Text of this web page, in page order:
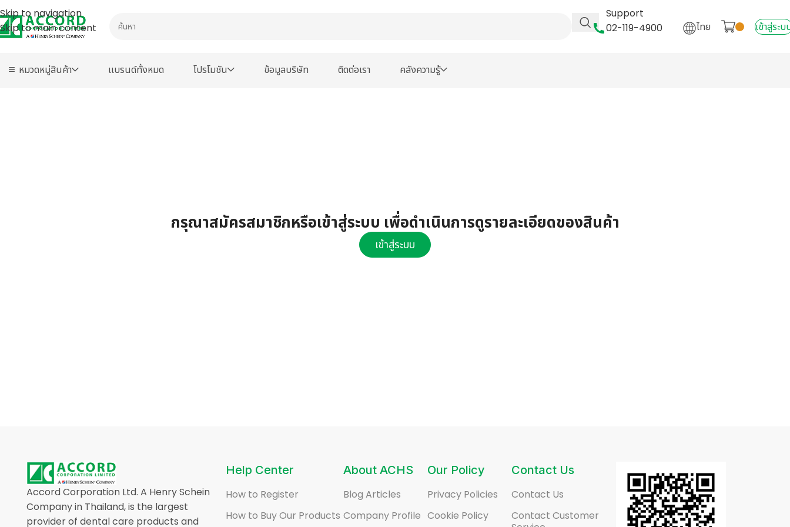
Skip to navigation
Skip to main content
Support
02-119-4900
ไทย เข้าสู่ระบ
หมวดหมู่สินค้า เเบรนด์ทั้งหมด โปรโมชัน ข้อมูลบริษัท ติดต่อเรา คลังความรู้
กรุณาสมัครสมาชิกหรือเข้าสู่ระบบ เพื่อดำเนินการดูรายละเอียดของสินค้า
เข้าสู่ระบบ
Accord Corporation Ltd. A Henry Schein
Company in Thailand, is the largest
provider of dental care products and
Help Center
How to Register
How to Buy Our Products
About ACHS
Blog Articles
Company Profile
Our Policy
Privacy Policies
Cookie Policy
Contact Us
Contact Us
Contact Customer